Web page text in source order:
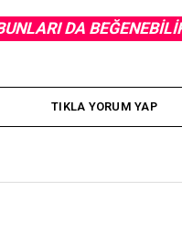
DA
TIKLA YORUM YAP